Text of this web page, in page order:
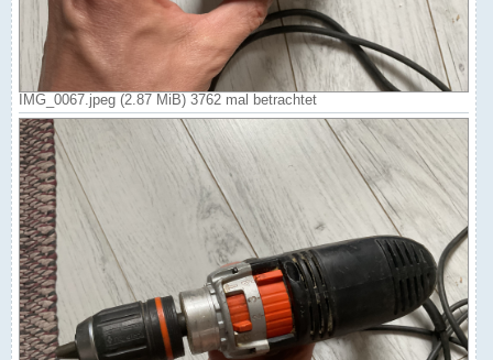
IMG_0067.jpeg (2.87 MiB) 3762 mal betrachtet